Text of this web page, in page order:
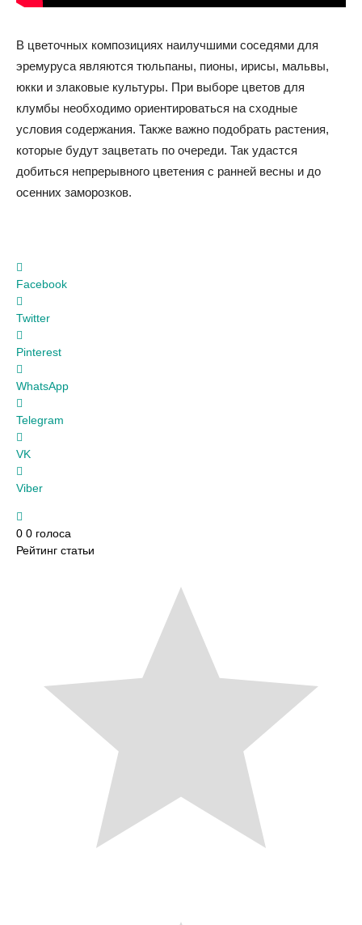
В цветочных композициях наилучшими соседями для
эремуруса являются тюльпаны, пионы, ирисы, мальвы,
юкки и злаковые культуры. При выборе цветов для
клумбы необходимо ориентироваться на сходные
условия содержания. Также важно подобрать растения,
которые будут зацветать по очереди. Так удастся
добиться непрерывного цветения с ранней весны и до
осенних заморозков.
Facebook
Twitter
Pinterest
WhatsApp
Telegram
VK
Viber
0 0 голоса
Рейтинг статьи